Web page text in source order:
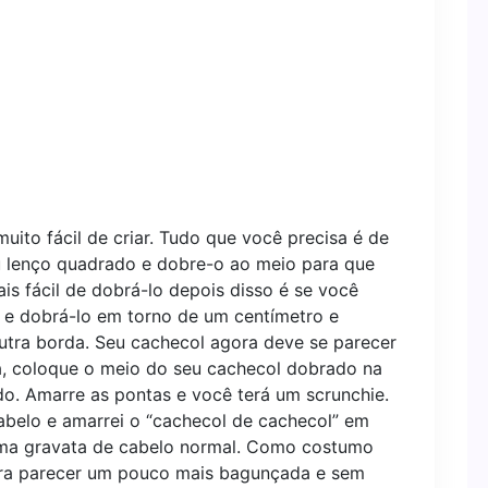
fácil de criar. Tudo que você precisa é de
quadrado e dobre-o ao meio para que
fácil de dobrá-lo depois disso é se você
dobrá-lo em torno de um centímetro e
borda. Seu cachecol agora deve se parecer
coloque o meio do seu cachecol dobrado na
Amarre as pontas e você terá um scrunchie.
e amarrei o “cachecol de cachecol” em
gravata de cabelo normal. Como costumo
parecer um pouco mais bagunçada e sem